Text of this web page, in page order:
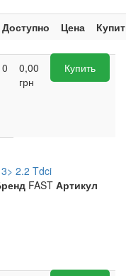
Доступно Цена
0
0,00
грн
Купить
2.2 Tdci
FAST Артикул